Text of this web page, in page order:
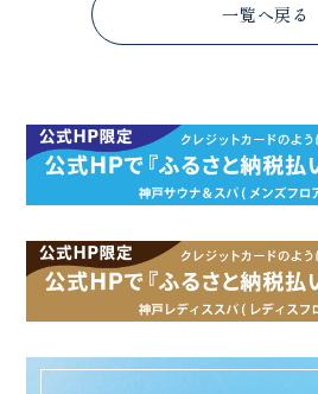
一覧へ戻る